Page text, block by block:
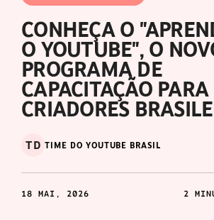
CONHEÇA O
O YOUTUBE", O
PROGRAMA DE
CAPACITAÇÃO PARA
CRIADORES
TD TIME DO YOUTUBE BRASIL
18 MAI, 2026 2